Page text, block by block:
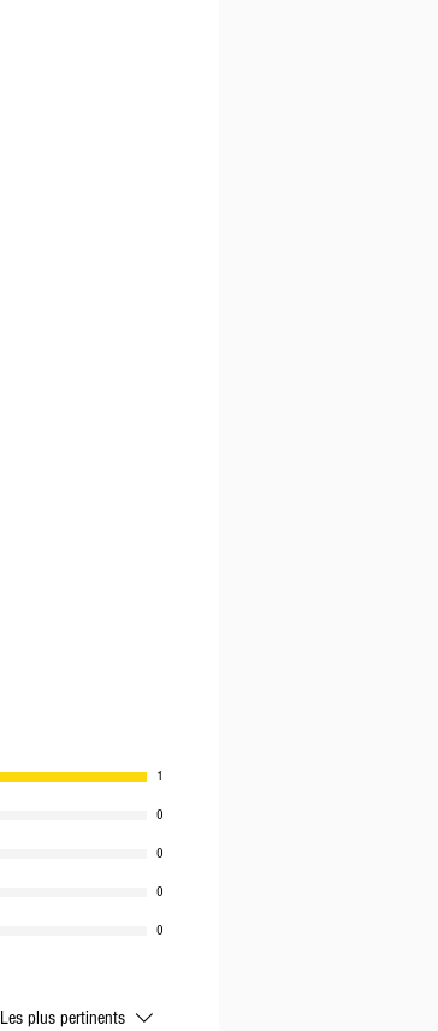
1
0
0
0
0
Les plus pertinents